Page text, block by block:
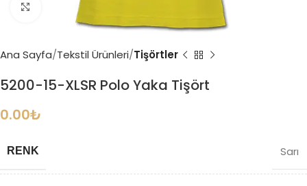
Büyütmek için tıklayın
Ana Sayfa Tekstil Ürünleri Tişörtler
5200-15-XLSR Polo Yaka Tişört
0.00₺
RENK Sarı